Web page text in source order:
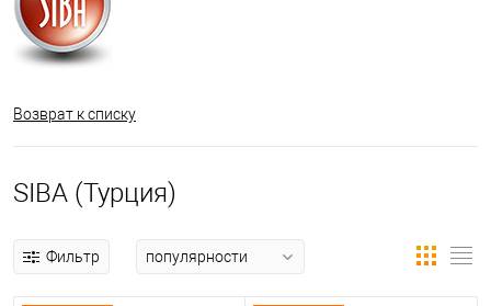
Возврат к списку
SIBA (Турция)
Фильтр